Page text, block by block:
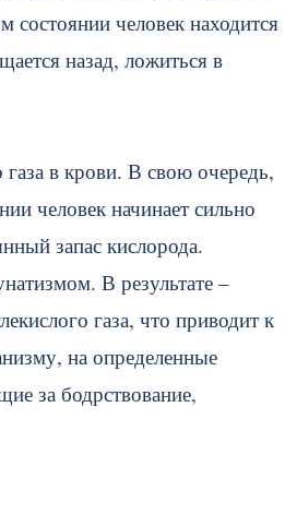
состоянии человек находится
назад, ложиться в
в крови. В свою очередь,
человек начинает сильно
запас кислорода.
В результате –
газа, что приводит к
на определенные
за бодрствование,